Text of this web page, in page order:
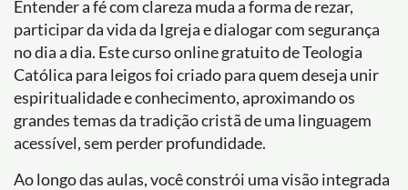
Entender a fé com clareza muda a forma de rezar,
participar da vida da Igreja e dialogar com segurança
no dia a dia. Este curso online gratuito de Teologia
Católica para leigos foi criado para quem deseja unir
espiritualidade e conhecimento, aproximando os
grandes temas da tradição cristã de uma linguagem
acessível, sem perder profundidade.
Ao longo das aulas, você constrói uma visão integrada